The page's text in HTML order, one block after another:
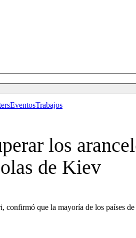
EventosTrabajos
los
de Kiev
que la mayoría de los países